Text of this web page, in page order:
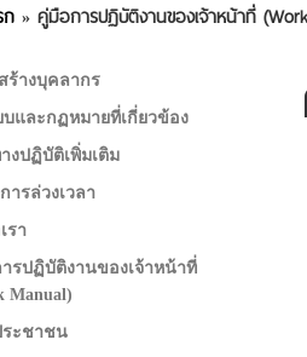
» คู่มือการปฏิบัติงานของเจ้าหน้าที่
ร้างบุคลากร
บและกฏหมายที่เกี่ยวข้อง
งปฏิบัติเพิ่มเติม
ารล่วงเวลา
รา
รปฏิบัติงานของเจ้าหน้าที่
Manual)
ะชาชน